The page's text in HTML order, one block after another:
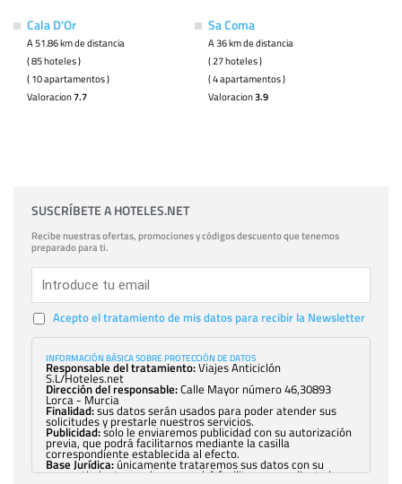
Cala D'Or
A 51.86 km de distancia
( 85 hoteles )
( 10 apartamentos )
Valoracion7.7
Sa Coma
A 36 km de distancia
( 27 hoteles )
( 4 apartamentos )
Valoracion3.9
SUSCRÍBETE A HOTELES.NET
Recibe nuestras ofertas, promociones y códigos descuento que tenemos
preparado para ti.
Acepto el tratamiento de mis datos para recibir la Newsletter
INFORMACIÓN BÁSICA SOBRE PROTECCIÓN DE DATOS
Responsable del tratamiento:Viajes Anticiclón
S.L/Hoteles.net
Dirección del responsable:Calle Mayor número 46,30893
Lorca - Murcia
Finalidad:sus datos serán usados para poder atender sus
solicitudes y prestarle nuestros servicios.
Publicidad:solo le enviaremos publicidad con su autorización
previa, que podrá facilitarnos mediante la casilla
correspondiente establecida al efecto.
Base Jurídica:únicamente trataremos sus datos con su
consentimiento previo, que podrá facilitarnos mediante la